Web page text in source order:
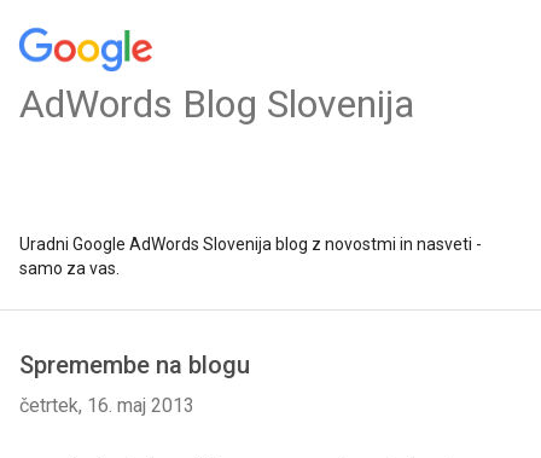
AdWords Blog Slovenija
Uradni Google AdWords Slovenija blog z novostmi in nasveti -
samo za vas.
Spremembe na blogu
četrtek, 16. maj 2013